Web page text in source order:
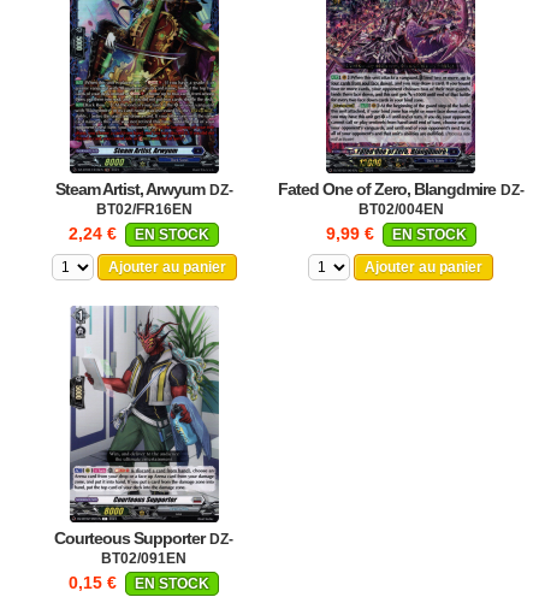
Steam Artist, Arwyum DZ-
BT02/FR16EN
2,24 €
EN STOCK
Ajouter au panier
Fated One of Zero, Blangdmire DZ-
BT02/004EN
9,99 €
EN STOCK
Ajouter au panier
Courteous Supporter DZ-
BT02/091EN
0,15 € EN STOCK